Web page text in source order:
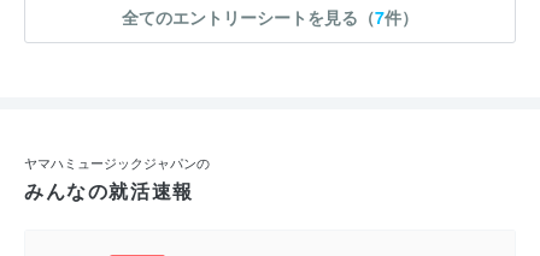
全てのエントリーシートを見る（7件）
ヤマハミュージックジャパンの
みんなの就活速報